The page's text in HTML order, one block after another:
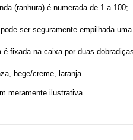
(ranhura) é numerada de 1 a 100;
ser seguramente empilhada
é fixada na caixa por duas
bege/creme, laranja
meramente ilustrativa